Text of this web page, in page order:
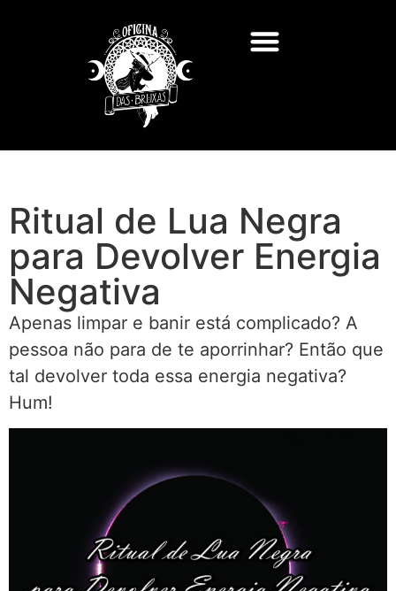
Ritual de Lua Negra
para Devolver Energia
Negativa
Apenas limpar e banir está complicado? A
pessoa não para de te aporrinhar? Então que
tal devolver toda essa energia negativa?
Hum!